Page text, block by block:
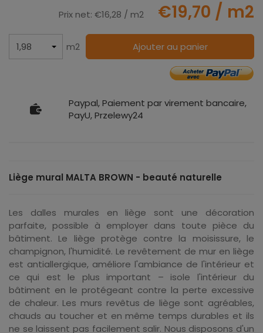
Prix net: €16,28 / m2 €19,70 / m2
m2 Ajouter au panier
Paypal, Paiement par virement bancaire,
PayU, Przelewy24
Liège mural MALTA BROWN - beauté naturelle
Les dalles murales en liège sont une décoration
parfaite, possible à employer dans toute pièce du
bâtiment. Le liège protège contre la moisissure, le
champignon, l'humidité. Le revêtement de mur en liège
est antiallergique, améliore l'ambiance de l'intérieur et
ce qui est le plus important – isole l'intérieur du
bâtiment en le protégeant contre la perte excessive
de chaleur. Les murs revêtus de liège sont agréables,
chauds au toucher et en même temps durables et ils
ne se laissent pas facilement salir. Nous disposons d'un